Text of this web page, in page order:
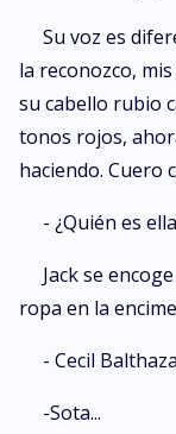
Su voz es
la reconozco,
su cabello rubio
tonos rojos,
haciendo. Cuero
- ¿Quién es
Jack se
ropa en la
- Cecil
-Sota...